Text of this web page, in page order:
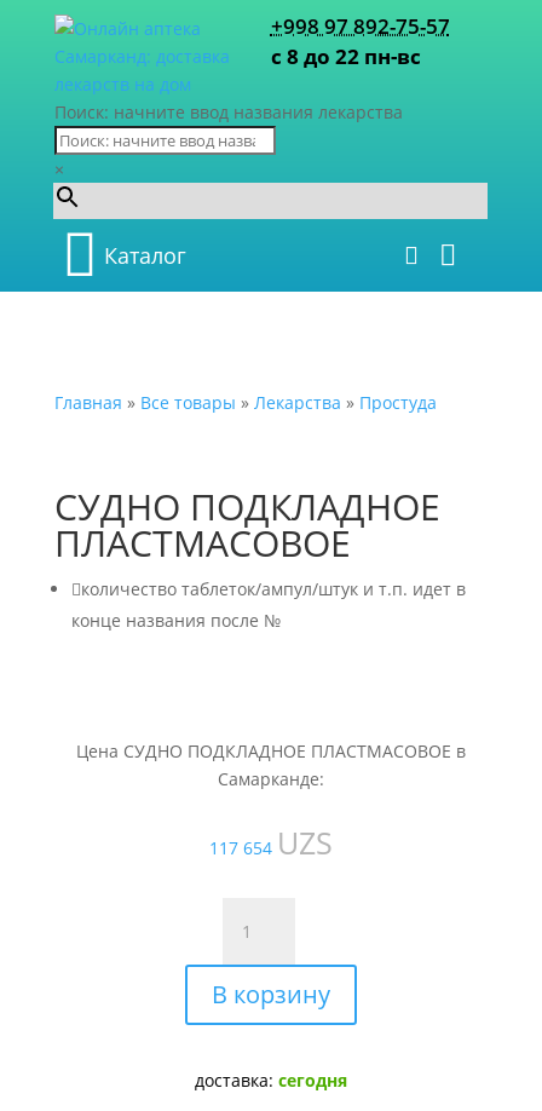
+998 97 892-75-57
с 8 до 22 пн-вс
Поиск: начните ввод названия лекарства
×
Каталог
Главная » Все товары » Лекарства » Простуда
СУДНО ПОДКЛАДНОЕ
ПЛАСТМАСОВОЕ
количество таблеток/ампул/штук и т.п. идет в
конце названия после №
Цена СУДНО ПОДКЛАДНОЕ ПЛАСТМАСОВОЕ в
Самарканде:
117 654 UZS
товара
СУДНО
ПОДКЛАДНОЕ
ПЛАСТМАСОВОЕ
В корзину
доставка: сегодня